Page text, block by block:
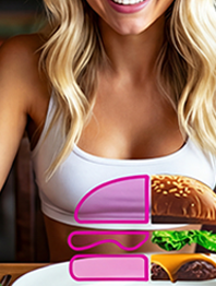
Усиль эффект
препарат, блокирующий